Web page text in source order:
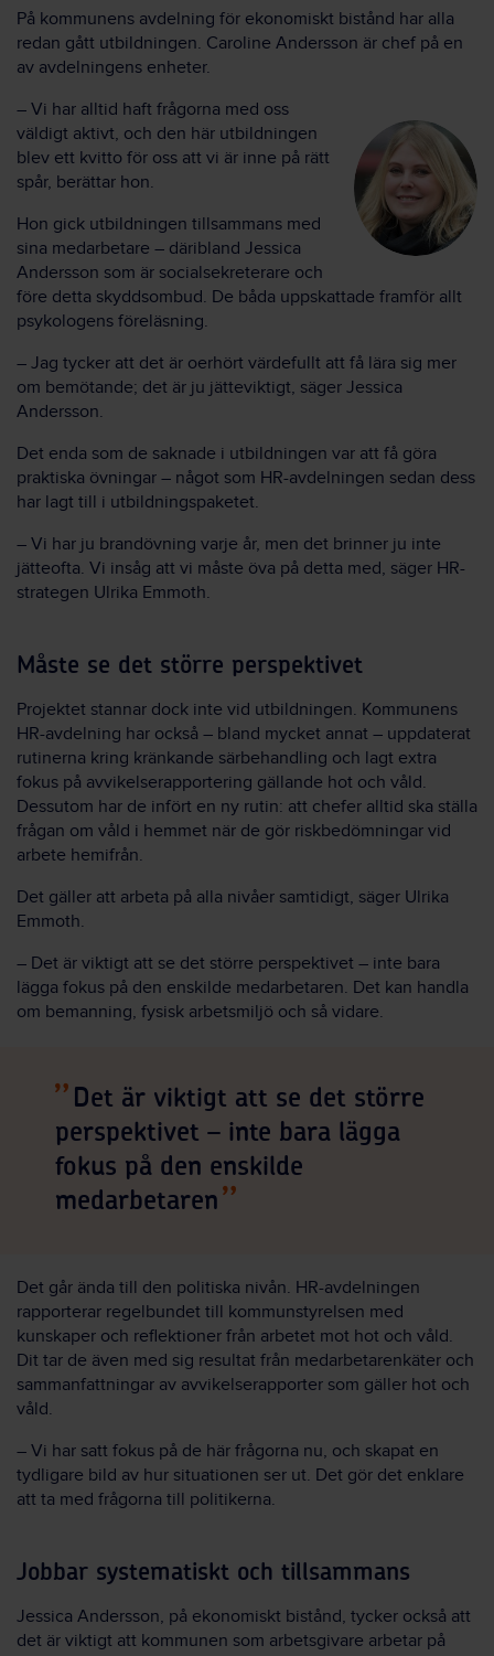
På kommunens avdelning för ekonomiskt bistånd har alla
redan gått utbildningen. Caroline Andersson är chef på en
av avdelningens enheter.
– Vi har alltid haft frågorna med oss
väldigt aktivt, och den här utbildningen
blev ett kvitto för oss att vi är inne på rätt
spår, berättar hon.
Hon gick utbildningen tillsammans med
sina medarbetare – däribland Jessica
Andersson som är socialsekreterare och
före detta skyddsombud. De båda uppskattade framför allt
psykologens föreläsning.
– Jag tycker att det är oerhört värdefullt att få lära sig mer
om bemötande; det är ju jätteviktigt, säger Jessica
Andersson.
Det enda som de saknade i utbildningen var att få göra
praktiska övningar – något som HR-avdelningen sedan dess
har lagt till i utbildningspaketet.
– Vi har ju brandövning varje år, men det brinner ju inte
jätteofta. Vi insåg att vi måste öva på detta med, säger HR-
strategen Ulrika Emmoth.
Måste se det större perspektivet
Projektet stannar dock inte vid utbildningen. Kommunens
HR-avdelning har också – bland mycket annat – uppdaterat
rutinerna kring kränkande särbehandling och lagt extra
fokus på avvikelserapportering gällande hot och våld.
Dessutom har de infört en ny rutin: att chefer alltid ska ställa
frågan om våld i hemmet när de gör riskbedömningar vid
arbete hemifrån.
Det gäller att arbeta på alla nivåer samtidigt, säger Ulrika
Emmoth.
– Det är viktigt att se det större perspektivet – inte bara
lägga fokus på den enskilde medarbetaren. Det kan handla
om bemanning, fysisk arbetsmiljö och så vidare.
Det är viktigt att se det större
perspektivet – inte bara lägga
fokus på den enskilde
medarbetaren
Det går ända till den politiska nivån. HR-avdelningen
rapporterar regelbundet till kommunstyrelsen med
kunskaper och reflektioner från arbetet mot hot och våld.
Dit tar de även med sig resultat från medarbetarenkäter och
sammanfattningar av avvikelserapporter som gäller hot och
våld.
– Vi har satt fokus på de här frågorna nu, och skapat en
tydligare bild av hur situationen ser ut. Det gör det enklare
att ta med frågorna till politikerna.
Jobbar systematiskt och tillsammans
Jessica Andersson, på ekonomiskt bistånd, tycker också att
det är viktigt att kommunen som arbetsgivare arbetar på